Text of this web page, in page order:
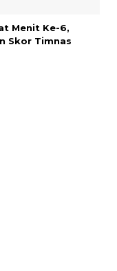
Menit Ke-6,
Skor Timnas